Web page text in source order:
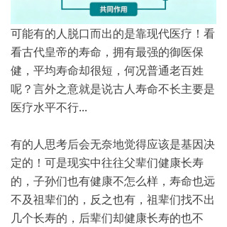
可能有的人脱口而出的是靠现代医疗！看
看古代皇帝的寿命，拥有最强的御医保
健，平均寿命却很短，何况普通老百姓
呢？言外之意就是说古人寿命不长主要是
医疗水平不行...
有的人思考后会无奈地觉得应该是基因决
定的！可是现实中往往父辈们健康长寿
的，子孙们也有健康不怎么样，寿命也远
不及祖辈们的，反之也有，祖辈们找不出
几个长寿的，后辈们却健康长寿的也不